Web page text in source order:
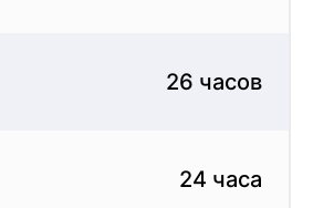
26 часов
24 часа